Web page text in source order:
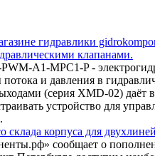
гидравлики
клапанами.
A1-MPC1-P -
потока и давления в
(серия XMD-02) даёт
устройство для
склада корпуса для
сообщает о